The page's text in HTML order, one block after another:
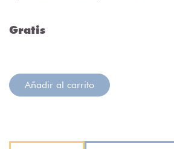
Gratis
Añadir al carrito